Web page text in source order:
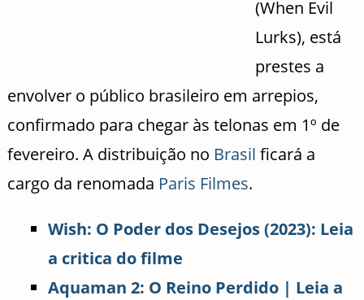
(When Evil
Lurks), está
prestes a
envolver o público brasileiro em arrepios,
confirmado para chegar às telonas em 1º de
fevereiro. A distribuição no Brasil ficará a
cargo da renomada Paris Filmes.
Wish: O Poder dos Desejos (2023): Leia
a critica do filme
Aquaman 2: O Reino Perdido | Leia a